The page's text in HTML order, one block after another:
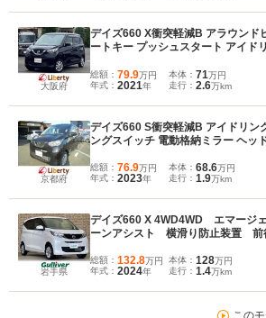
大阪府
デイズ660 X衝突軽減B アラウンド
ートキー プッシュスタート アイド
ー タッチパネルオートエアコン 純
総額： 79.9万円
年式： 2021年
本体： 71万円
走行： 2.6万km
京都府
デイズ660 S衝突軽減B アイドリン
ングスイッチ 電動格納ミラー ヘッ
総額： 76.9万円
年式： 2023年
本体： 68.6万円
走行： 1.9万km
岩手県
デイズ660 X 4WD4WD エマージ
ーンアシスト 横滑り防止装置
ックカメラ シートヒーター ステ
総額： 132.8万円
年式： 2024年
本体： 128万円
走行： 1.4万km
この